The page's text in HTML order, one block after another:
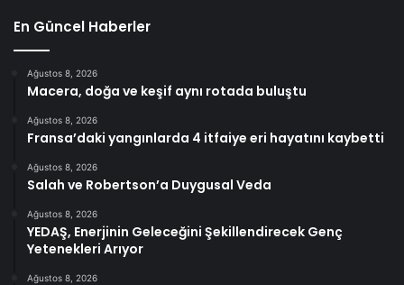
En Güncel Haberler
Ağustos 8, 2026
Macera, doğa ve keşif aynı rotada buluştu
Ağustos 8, 2026
Fransa’daki yangınlarda 4 itfaiye eri hayatını kaybetti
Ağustos 8, 2026
Salah ve Robertson’a Duygusal Veda
Ağustos 8, 2026
YEDAŞ, Enerjinin Geleceğini Şekillendirecek Genç
Yetenekleri Arıyor
Ağustos 8, 2026